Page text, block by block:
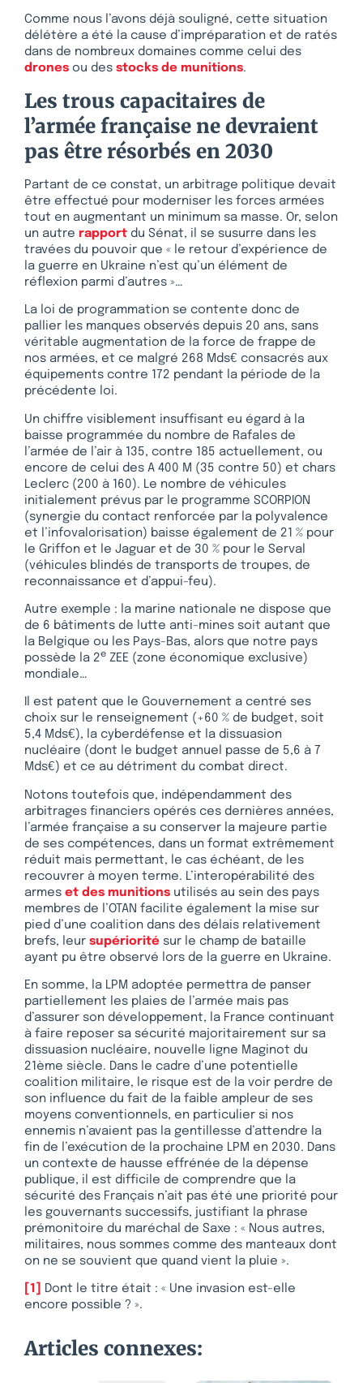
Comme nous l’avons déjà souligné, cette situation
délétère a été la cause d’impréparation et de ratés
dans de nombreux domaines comme celui des
drones ou des stocks de munitions.
Les trous capacitaires de
l’armée française ne devraient
pas être résorbés en 2030
Partant de ce constat, un arbitrage politique devait
être effectué pour moderniser les forces armées
tout en augmentant un minimum sa masse. Or, selon
un autre rapport du Sénat, il se susurre dans les
travées du pouvoir que « le retour d’expérience de
la guerre en Ukraine n’est qu’un élément de
réflexion parmi d’autres »…
La loi de programmation se contente donc de
pallier les manques observés depuis 20 ans, sans
véritable augmentation de la force de frappe de
nos armées, et ce malgré 268 Mds€ consacrés aux
équipements contre 172 pendant la période de la
précédente loi.
Un chiffre visiblement insuffisant eu égard à la
baisse programmée du nombre de Rafales de
l’armée de l’air à 135, contre 185 actuellement, ou
encore de celui des A 400 M (35 contre 50) et chars
Leclerc (200 à 160). Le nombre de véhicules
initialement prévus par le programme SCORPION
(synergie du contact renforcée par la polyvalence
et l’infovalorisation) baisse également de 21 % pour
le Griffon et le Jaguar et de 30 % pour le Serval
(véhicules blindés de transports de troupes, de
reconnaissance et d’appui-feu).
Autre exemple : la marine nationale ne dispose que
de 6 bâtiments de lutte anti-mines soit autant que
la Belgique ou les Pays-Bas, alors que notre pays
possède la 2e ZEE (zone économique exclusive)
mondiale…
Il est patent que le Gouvernement a centré ses
choix sur le renseignement (+60 % de budget, soit
5,4 Mds€), la cyberdéfense et la dissuasion
nucléaire (dont le budget annuel passe de 5,6 à 7
Mds€) et ce au détriment du combat direct.
Notons toutefois que, indépendamment des
arbitrages financiers opérés ces dernières années,
l’armée française a su conserver la majeure partie
de ses compétences, dans un format extrêmement
réduit mais permettant, le cas échéant, de les
recouvrer à moyen terme. L’interopérabilité des
armes et des munitions utilisés au sein des pays
membres de l’OTAN facilite également la mise sur
pied d’une coalition dans des délais relativement
brefs, leur supériorité sur le champ de bataille
ayant pu être observé lors de la guerre en Ukraine.
En somme, la LPM adoptée permettra de panser
partiellement les plaies de l’armée mais pas
d’assurer son développement, la France continuant
à faire reposer sa sécurité majoritairement sur sa
dissuasion nucléaire, nouvelle ligne Maginot du
21ème siècle. Dans le cadre d’une potentielle
coalition militaire, le risque est de la voir perdre de
son influence du fait de la faible ampleur de ses
moyens conventionnels, en particulier si nos
ennemis n’avaient pas la gentillesse d’attendre la
fin de l’exécution de la prochaine LPM en 2030. Dans
un contexte de hausse effrénée de la dépense
publique, il est difficile de comprendre que la
sécurité des Français n’ait pas été une priorité pour
les gouvernants successifs, justifiant la phrase
prémonitoire du maréchal de Saxe : « Nous autres,
militaires, nous sommes comme des manteaux dont
on ne se souvient que quand vient la pluie ».
[1]
Dont le titre était : « Une invasion est-elle
encore possible ? ».
Articles connexes: